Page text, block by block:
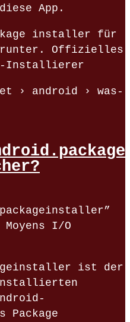
App.
installer für
Offizielles
Installierer
› android › was-
I/O
ist der
Package